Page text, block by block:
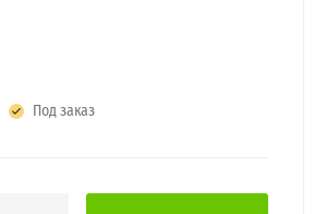
Под заказ